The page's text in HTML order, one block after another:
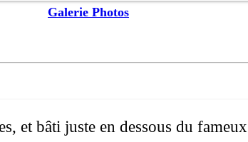
Galerie Photos
et bâti juste en dessous du